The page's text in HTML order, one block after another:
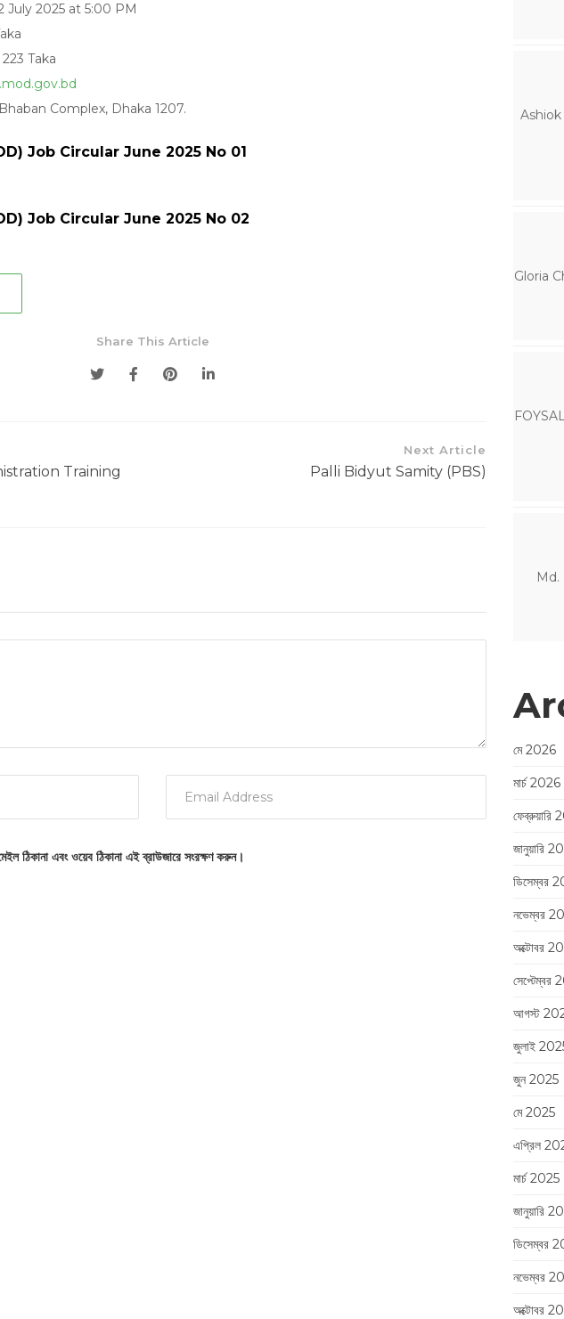
July 2025 at 5:00 PM
Taka
Complex, Dhaka 1207.
Job Circular June 2025 No 01
Job Circular June 2025 No 02
Share This Article
Training
Next Article
Palli Bidyut Samity (PBS)
ঠিকানা এবং ওয়েব ঠিকানা এই ব্রাউজারে সংরক্ষণ করুন।
Gloria
Md.
মে 2026
মার্চ 2026
ফেব্রুয়ারি
জানুয়ারি
ডিসেম্বর
নভেম্বর
অক্টোবর
সেপ্টেম্বর
আগস্ট
জুলাই
জুন 2025
মে 2025
এপ্রিল
মার্চ 2025
জানুয়ারি
ডিসেম্বর
নভেম্বর
অক্টোবর